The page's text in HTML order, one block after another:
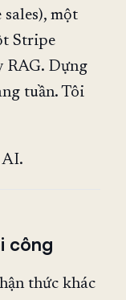
một
Stripe
RAG. Dựng
tuần. Tôi
AI.
công
thức khác